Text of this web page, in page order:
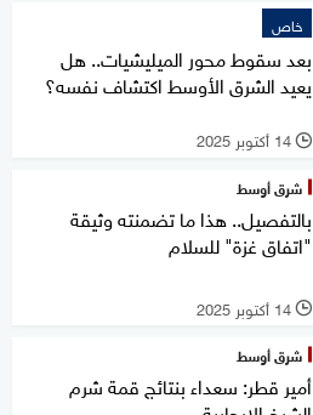
خاص
بعد سقوط محور الميليشيات.. هل
يعيد الشرق الأوسط اكتشاف نفسه؟
l 14 أكتوبر 2025
شرق أوسط
بالتفصيل.. هذا ما تضمنته وثيقة
"اتفاق غزة" للسلام
l 14 أكتوبر 2025
شرق أوسط
أمير قطر: سعداء بنتائج قمة شرم